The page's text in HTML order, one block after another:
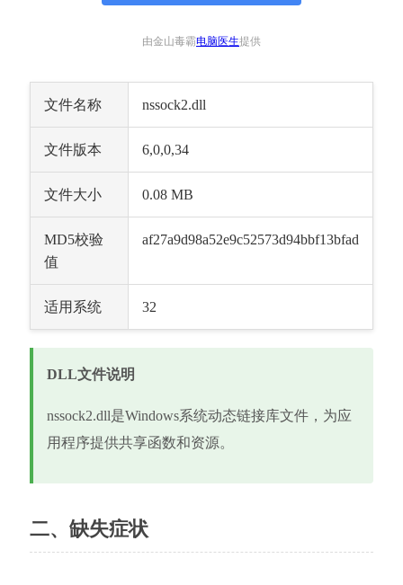
由金山毒霸电脑医生提供
文件名称 nssock2.dll
文件版本 6,0,0,34
文件大小 0.08 MB
MD5校验
值
af27a9d98a52e9c52573d94bbf13bfad
适用系统 32
DLL文件说明
nssock2.dll是Windows系统动态链接库文件，为应
用程序提供共享函数和资源。
二、缺失症状